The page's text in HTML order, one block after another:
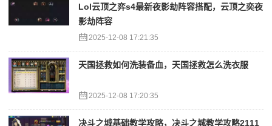
Lol云顶之弈s4最新夜影劫阵容搭配，云顶之奕夜
影劫阵容
2025-12-08 17:21:35
天国拯救如何洗装备血，天国拯救怎么洗衣服
2025-12-08 17:20:35
决斗之城基础教学攻略，决斗之城教学攻略2111